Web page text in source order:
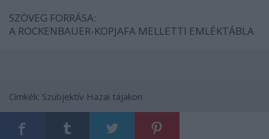
SZÖVEG FORRÁSA:
A ROCKENBAUER-KOPJAFA MELLETTI EMLÉKTÁBLA
Címkék: Szubjektív Hazai tájakon